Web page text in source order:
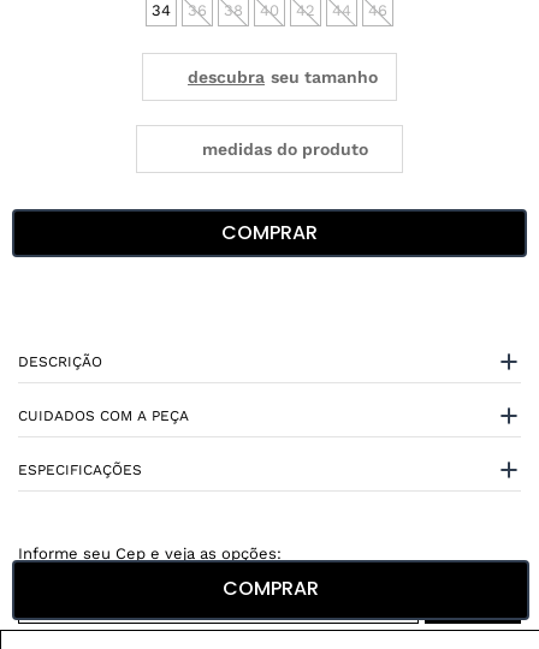
34 36 38 40 42 44 46
medidas do produto
COMPRAR
DESCRIÇÃO
CUIDADOS COM A PEÇA
ESPECIFICAÇÕES
COMPRAR